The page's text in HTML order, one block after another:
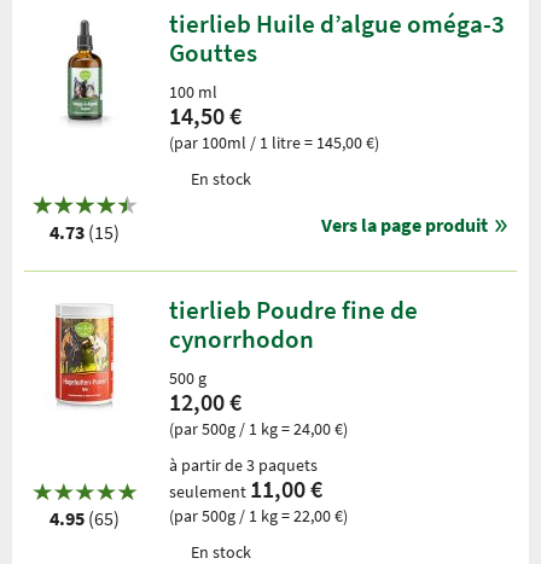
4.73 (15)
tierlieb Huile d’algue oméga-3
Gouttes
100 ml
14,50 €
(par 100ml / 1 litre = 145,00 €)
En stock
Vers la page produit
4.95 (65)
tierlieb Poudre fine de
cynorrhodon
500 g
12,00 €
(par 500g / 1 kg = 24,00 €)
à partir de 3 paquets
seulement 11,00 €
(par 500g / 1 kg = 22,00 €)
En stock